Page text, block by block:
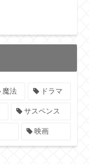
魔法 ドラマ
サスペンス
映画